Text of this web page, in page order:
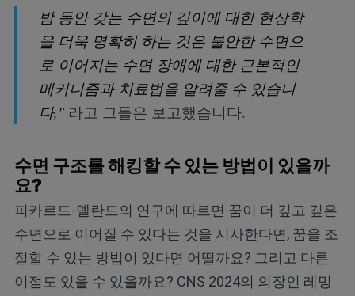
밤 동안 갖는 수면의 깊이에 대한 현상학
을 더욱 명확히 하는 것은 불안한 수면으
로 이어지는 수면 장애에 대한 근본적인
메커니즘과 치료법을 알려줄 수 있습니
다," 라고 그들은 보고했습니다.
수면 구조를 해킹할 수 있는 방법이 있을까
요?
피카르드-델란드의 연구에 따르면 꿈이 더 깊고 깊은
수면으로 이어질 수 있다는 것을 시사한다면, 꿈을 조
절할 수 있는 방법이 있다면 어떨까요? 그리고 다른
이점도 있을 수 있을까요? CNS 2024의 의장인 레밍